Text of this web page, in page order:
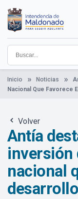
contenido
principal
Institucional
Municipios
Descubre Maldonado
Comunicación
Servicios
Guía De Trámites
Ver Noticias
Inicio Noticias
Nacional Que Favorece
Volver
Antía
inversión
nacional